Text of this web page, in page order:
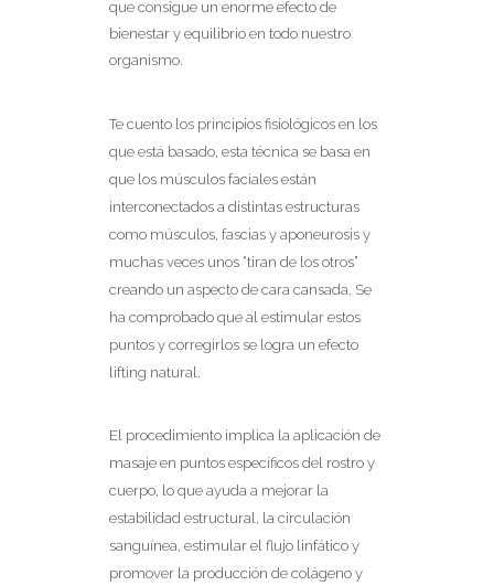
que consigue un enorme efecto de
bienestar y equilibrio en todo nuestro
organismo.
Te cuento los principios fisiológicos en los
que está basado, esta técnica se basa en
que los músculos faciales están
interconectados a distintas estructuras
como músculos, fascias y aponeurosis y
muchas veces unos “tiran de los otros”
creando un aspecto de cara cansada. Se
ha comprobado que al estimular estos
puntos y corregirlos se logra un efecto
lifting natural.
El procedimiento implica la aplicación de
masaje en puntos específicos del rostro y
cuerpo, lo que ayuda a mejorar la
estabilidad estructural, la circulación
sanguínea, estimular el flujo linfático y
promover la producción de colágeno y